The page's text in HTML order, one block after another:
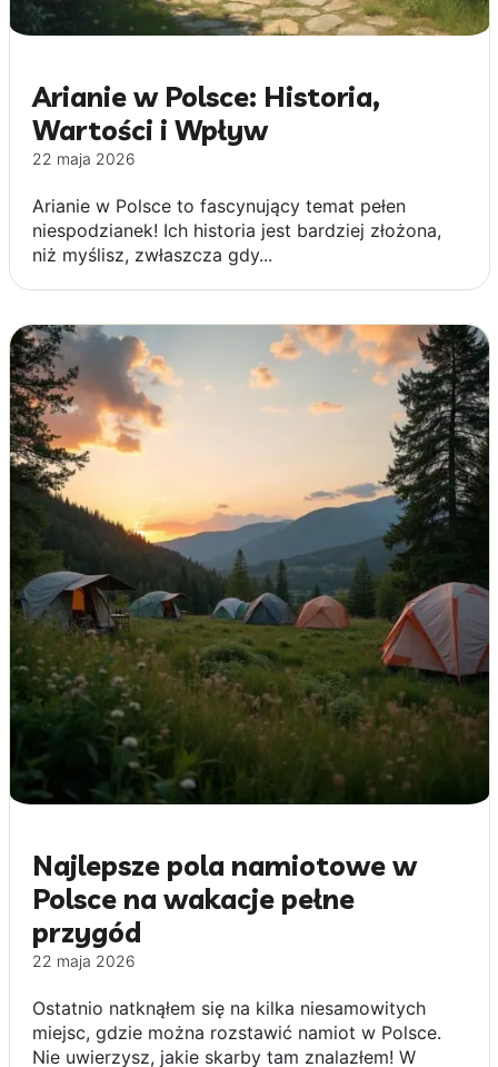
Arianie w Polsce: Historia,
Wartości i Wpływ
22 maja 2026
Arianie w Polsce to fascynujący temat pełen
niespodzianek! Ich historia jest bardziej złożona,
niż myślisz, zwłaszcza gdy...
Najlepsze pola namiotowe w
Polsce na wakacje pełne
przygód
22 maja 2026
Ostatnio natknąłem się na kilka niesamowitych
miejsc, gdzie można rozstawić namiot w Polsce.
Nie uwierzysz, jakie skarby tam znalazłem! W